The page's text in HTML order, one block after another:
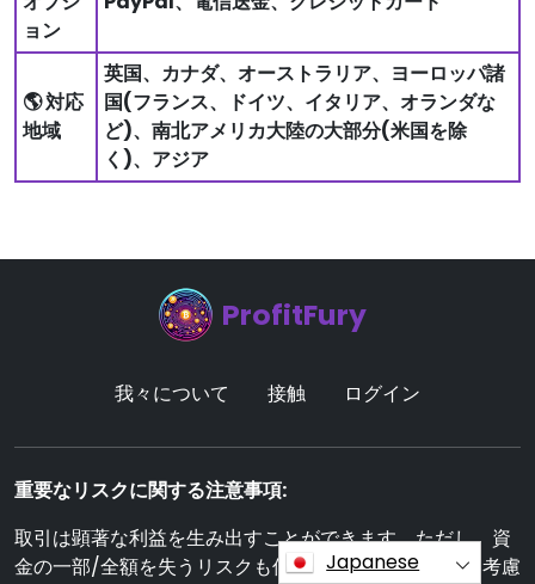
ョン
🌎 対応
地域
英国、カナダ、オーストラリア、ヨーロッパ諸
国(フランス、ドイツ、イタリア、オランダな
ど)、南北アメリカ大陸の大部分(米国を除
く)、アジア
ProfitFury
我々について 接触 ログイン
重要なリスクに関する注意事項:
取引は顕著な利益を生み出すことができます。ただし、資
金の一部/全額を失うリスクも伴うため、初期投資家は考慮
Japanese